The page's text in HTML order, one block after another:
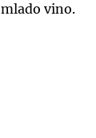
mlado vino.